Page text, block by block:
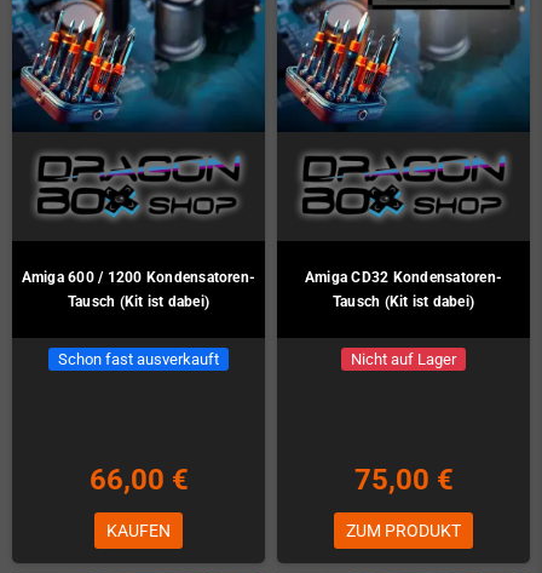
Amiga 600 / 1200 Kondensatoren-
Tausch (Kit ist dabei)
Schon fast ausverkauft
66,00 €
KAUFEN
Amiga CD32 Kondensatoren-
Tausch (Kit ist dabei)
Nicht auf Lager
75,00 €
ZUM PRODUKT